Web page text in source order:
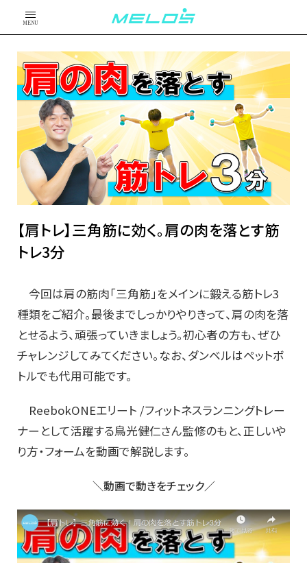
MENU
【肩トレ】三角筋に効く。肩の肉を落とす筋
トレ3分
今回は肩の筋肉「三角筋」をメインに鍛える筋トレ3
種類をご紹介。最後までしっかりやりきって、肩の肉を落
とせるよう、頑張っていきましょう。初心者の方も、ぜひ
チャレンジしてみてください。なお、ダンベルはペットボ
トルでも代用可能です。
ReebokONEエリート /フィットネスランニングトレー
ナーとして活躍する鳥光健仁さん監修のもと、正しいや
り方・フォームを動画で解説します。
＼動画で動きをチェック／